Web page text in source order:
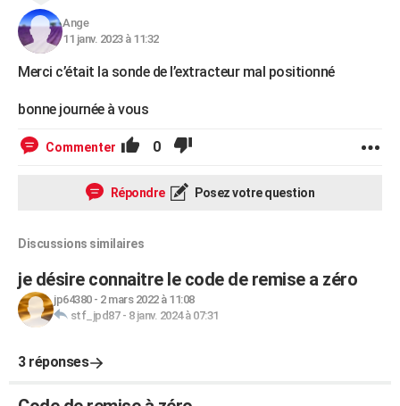
Ange
11 janv. 2023 à 11:32
Merci c’était la sonde de l’extracteur mal positionné
bonne journée à vous
Commenter 0
Répondre Posez votre question
Discussions similaires
je désire connaitre le code de remise a zéro
jp64380- 2 mars 2022 à 11:08
stf_jpd87- 8 janv. 2024 à 07:31
3 réponses